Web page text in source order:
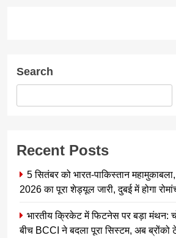
Search
Recent Posts
5 सितंबर को भारत-पाकिस्तान
2026 का पूरा शेड्यूल जारी, दुबई में होगा
भारतीय क्रिकेट में फिटनेस पर बड़ा मंथन:
बीच BCCI ने बदला पूरा सिस्टम, अब ब्रोंको